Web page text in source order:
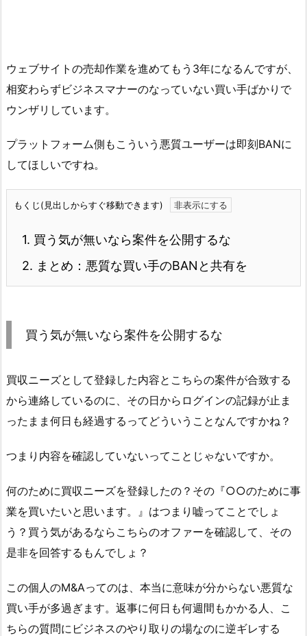
ウェブサイトの売却作業を進めてもう3年になるんですが、
相変わらずビジネスマナーのなっていない買い手ばかりで
ウンザリしています。
プラットフォーム側もこういう悪質ユーザーは即刻BANに
してほしいですね。
もくじ(見出しからすぐ移動できます)
1. 買う気が無いなら案件を公開するな
2. まとめ：悪質な買い手のBANと共有を
買う気が無いなら案件を公開するな
買収ニーズとして登録した内容とこちらの案件が合致する
から連絡しているのに、その日からログインの記録が止ま
ったまま何日も経過するってどういうことなんですかね？
つまり内容を確認していないってことじゃないですか。
何のために買収ニーズを登録したの？その『○○のために事
業を買いたいと思います。』はつまり嘘ってことでしょ
う？買う気があるならこちらのオファーを確認して、その
是非を回答するもんでしょ？
この個人のM&Aってのは、本当に意味が分からない悪質な
買い手が多過ぎます。返事に何日も何週間もかかる人、こ
ちらの質問にビジネスのやり取りの場なのに逆ギレする